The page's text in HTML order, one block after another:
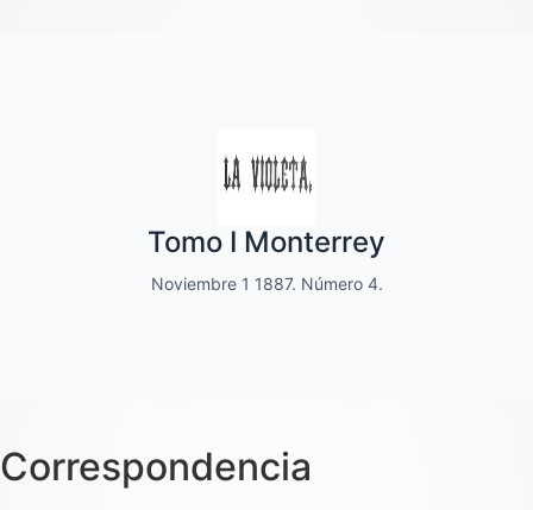
Tomo I Monterrey
Noviembre 1 1887. Número 4.
y de variedades
Dedicado a las familias.
Correspondencia